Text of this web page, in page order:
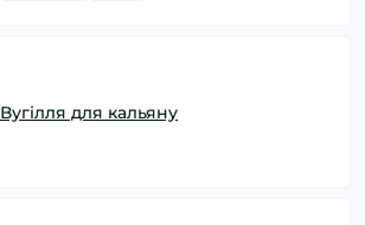
Вугілля для кальяну